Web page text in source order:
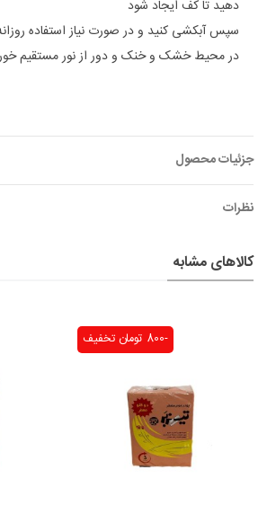
دهید تا کف ایجاد شود
سپس آبکشی کنید و در صورت نیاز استفاده
در محیط خشک و خنک و دور از نور مستقیم
جزئیات محصول
نظرات
کالاهای مشابه
تخفیف -800 تومان